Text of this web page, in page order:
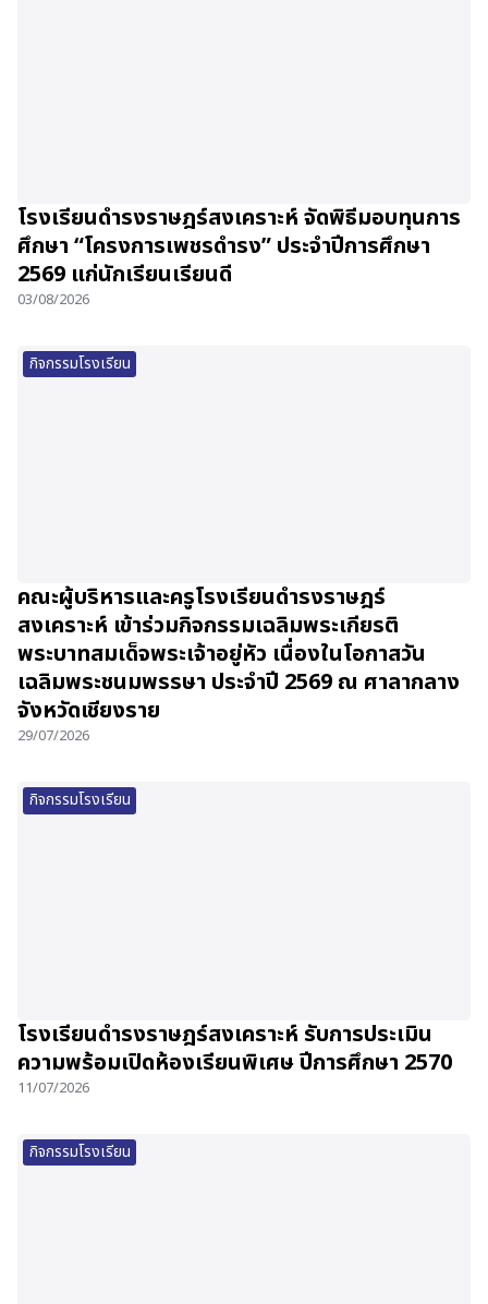
โรงเรียนดำรงราษฎร์สงเคราะห์ จัดพิธีมอบทุนการ
ศึกษา “โครงการเพชรดำรง” ประจำปีการศึกษา
2569 แก่นักเรียนเรียนดี
03/08/2026
กิจกรรมโรงเรียน
คณะผู้บริหารและครูโรงเรียนดำรงราษฎร์
สงเคราะห์ เข้าร่วมกิจกรรมเฉลิมพระเกียรติ
พระบาทสมเด็จพระเจ้าอยู่หัว เนื่องในโอกาสวัน
เฉลิมพระชนมพรรษา ประจำปี 2569 ณ ศาลากลาง
จังหวัดเชียงราย
29/07/2026
กิจกรรมโรงเรียน
โรงเรียนดำรงราษฎร์สงเคราะห์ รับการประเมิน
ความพร้อมเปิดห้องเรียนพิเศษ ปีการศึกษา 2570
11/07/2026
กิจกรรมโรงเรียน